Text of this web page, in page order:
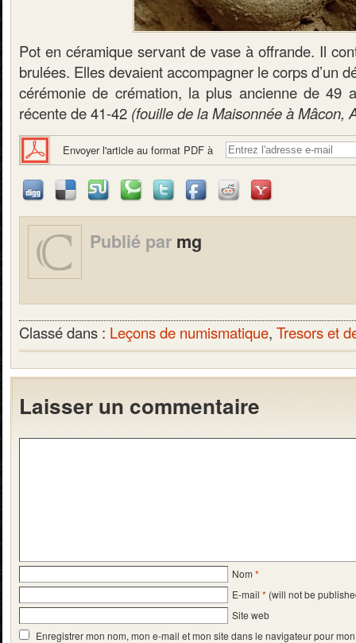
Pot en céramique servant de vase à offrande. Il
brulées. Elles devaient accompagner le corps d’un
cérémonie de crémation, la plus ancienne de 49
récente de 41-42 (fouille de la Maisonnée à Mâcon,
Envoyer l'article au format PDF à
Publié par mg
Classé dans : Leçons de numismatique, Tresors et
Laisser un commentaire
Nom *
E-mail * (will not be
Site web
Enregistrer mon nom, mon e-mail et mon site dans le navigateur pour